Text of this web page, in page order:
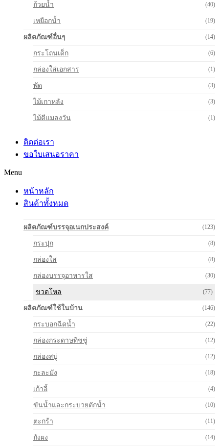
ถ้วยน้ำ (40)
เหยือกน้ำ (19)
ผลิตภัณฑ์อื่นๆ (14)
กระโถนเด็ก (6)
กล่องใส่เอกสาร (1)
พัด (3)
ไม้เกาหลัง (3)
ไม้ตีแมลงวัน (1)
ติดต่อเรา
ขอใบเสนอราคา
Menu
หน้าหลัก
สินค้าทั้งหมด
ผลิตภัณฑ์บรรจุอเนกประสงค์ (123)
กระปุก (8)
กล่องใส (8)
กล่องบรรจุอาหารใส (30)
ขวดโหล (77)
ผลิตภัณฑ์ใช้ในบ้าน (146)
กระบอกฉีดน้ำ (22)
กล่องกระดาษทิชชู่ (12)
กล่องสบู่ (12)
กะละมัง (18)
เก้าอี้ (4)
ขันน้ำและกระบวยตักน้ำ (10)
ตะกร้า (11)
ถังผง (14)